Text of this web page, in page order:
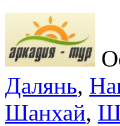
Далянь,
Шанхай,